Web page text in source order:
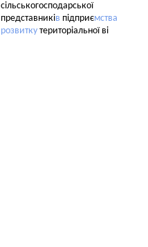
сільськогосподарської
представників підприємства
розвитку територіальної ві